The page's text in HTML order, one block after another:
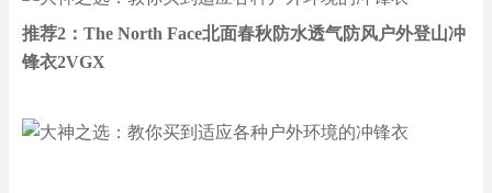
推荐2：The North Face北面春秋防水透气防风户外登山冲
锋衣2VGX